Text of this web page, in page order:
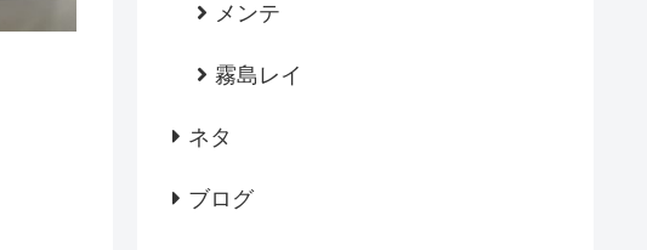
メンテ
霧島レイ
ネタ
ブログ